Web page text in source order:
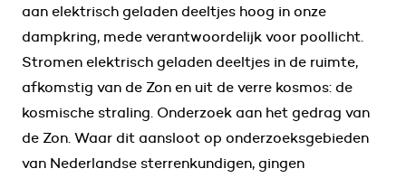
aan elektrisch geladen deeltjes hoog in onze
dampkring, mede verantwoordelijk voor poollicht.
Stromen elektrisch geladen deeltjes in de ruimte,
afkomstig van de Zon en uit de verre kosmos: de
kosmische straling. Onderzoek aan het gedrag van
de Zon. Waar dit aansloot op onderzoeksgebieden
van Nederlandse sterrenkundigen, gingen